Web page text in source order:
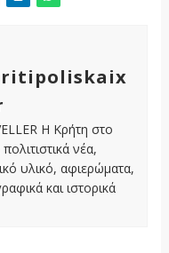
Η Κρήτη στο
νέα,
υλικό, αφιερώματα,
και ιστορικά